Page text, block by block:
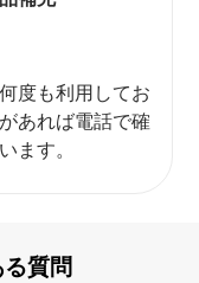
度も利用してお
あれば電話で確
ます。
質問